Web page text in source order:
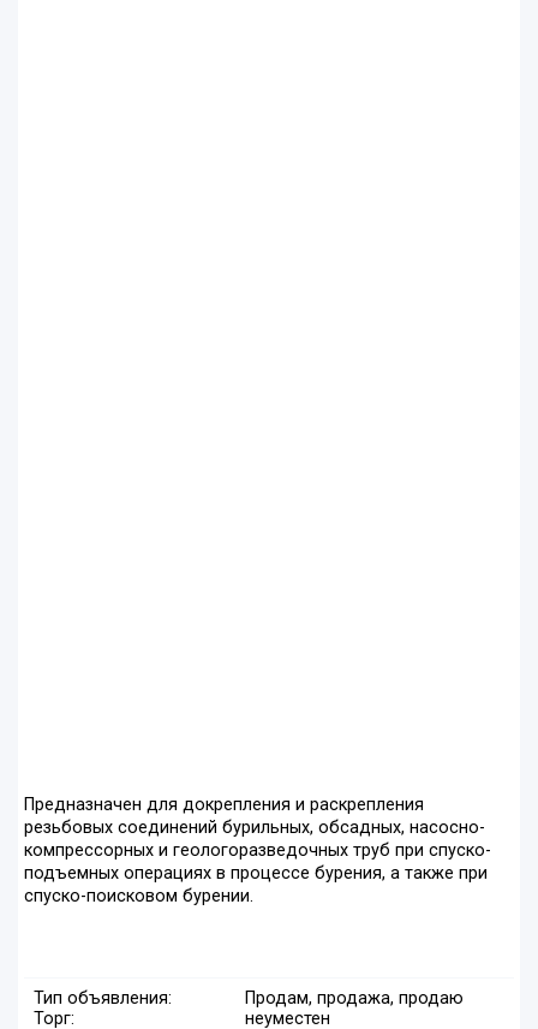
Предназначен для докрепления и раскрепления
резьбовых соединений бурильных, обсадных, насосно-
компрессорных и геологоразведочных труб при спуско-
подъемных операциях в процессе бурения, а также при
спуско-поисковом бурении.
Тип объявления:
Продам, продажа, продаю
Торг:
неуместен